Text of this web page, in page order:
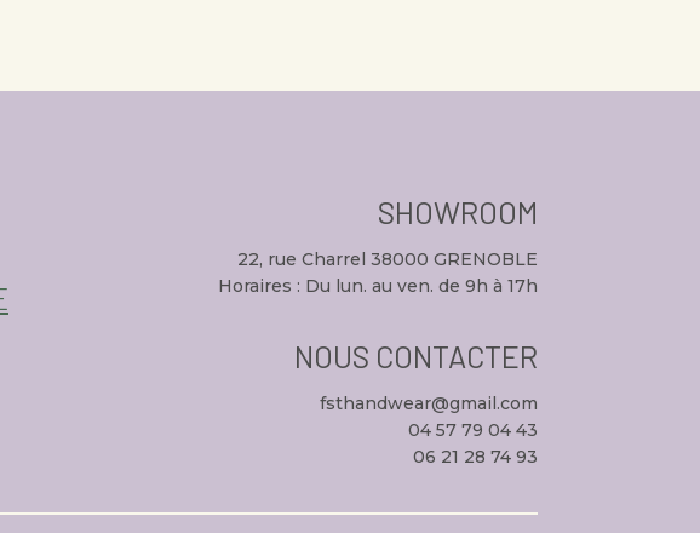
SHOWROOM
22, rue Charrel 38000 GRENOBLE
Horaires : Du lun. au ven. de 9h à 17h
NOUS CONTACTER
fsthandwear@gmail.com
04 57 79 04 43
06 21 28 74 93